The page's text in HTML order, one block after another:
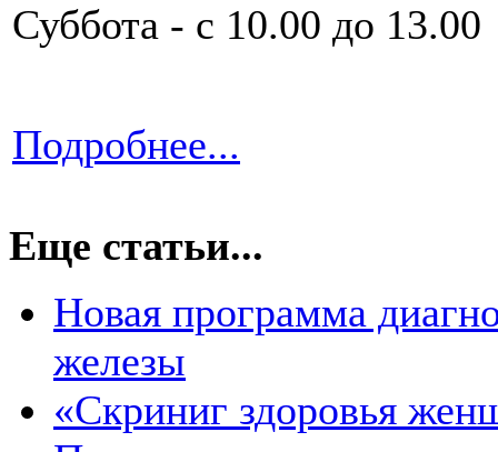
Суббота - с 10.00 до 13.00
Подробнее...
Еще статьи...
Новая программа
железы
«Скриниг здоровья